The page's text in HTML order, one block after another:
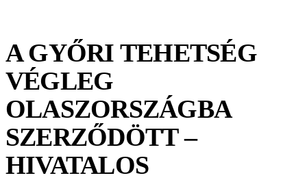
A GYŐRI TEHETSÉG
VÉGLEG
OLASZORSZÁGBA
SZERZŐDÖTT –
HIVATALOS